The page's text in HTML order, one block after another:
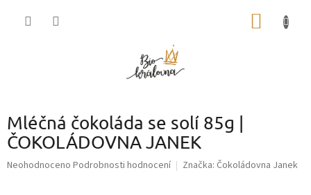
Mléčná čokoláda se solí 85g |
ČOKOLÁDOVNA JANEK
Průměrné
Neohodnoceno Podrobnosti hodnocení Značka: Čokoládovna Janek